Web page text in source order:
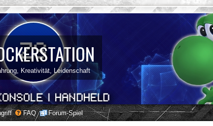
Kreativität, Leidenschaft
FAQ Forum-Spiel